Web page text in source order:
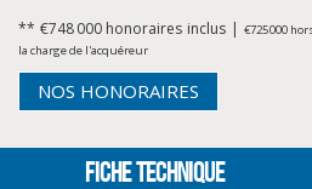
CLIQUER ICI POUR
** €748 000 honoraires inclus | €725 000
la charge de l'acquéreur
NOS HONORAIRES
FICHE TECHNIQUE